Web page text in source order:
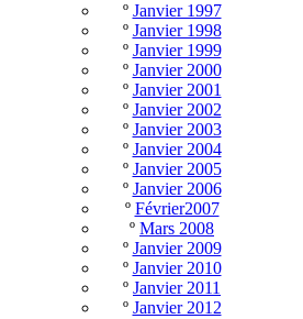
º Janvier 1997
º Janvier 1998
º Janvier 1999
º Janvier 2000
º Janvier 2001
º Janvier 2002
º Janvier 2003
º Janvier 2004
º Janvier 2005
º Janvier 2006
º Février2007
º Mars 2008
º Janvier 2009
º Janvier 2010
º Janvier 2011
º Janvier 2012